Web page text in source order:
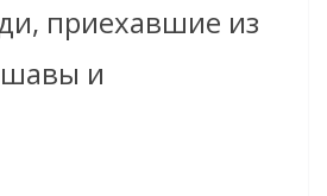
приехавшие из
и